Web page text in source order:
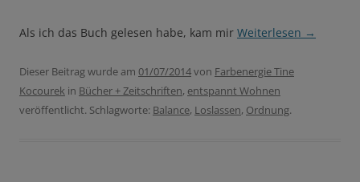
Als ich das Buch gelesen habe, kam mir Weiterlesen →
Dieser Beitrag wurde am 01/07/2014von Farbenergie Tine
Kocourek in Bücher + Zeitschriften, entspannt Wohnen
veröffentlicht. Schlagworte: Balance, Loslassen, Ordnung.